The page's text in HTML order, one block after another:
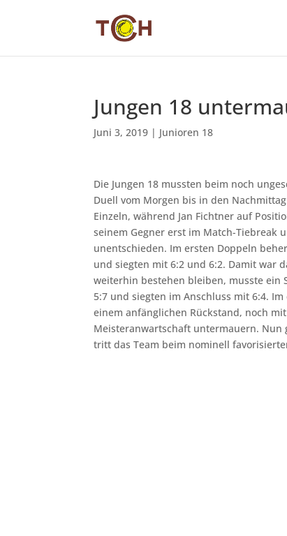
Jungen 18
Juni 3, 2019 | Junioren 18
Die Jungen 18 mussten beim noch
Duell vom Morgen bis in den
Einzeln, während Jan Fichtner auf
seinem Gegner erst im Match-Tiebreak
unentschieden. Im ersten Doppeln
und siegten mit 6:2 und 6:2. Damit war
weiterhin bestehen bleiben, musste ein
5:7 und siegten im Anschluss mit 6:4.
einem anfänglichen Rückstand, noch
Meisteranwartschaft untermauern. Nun
tritt das Team beim nominell